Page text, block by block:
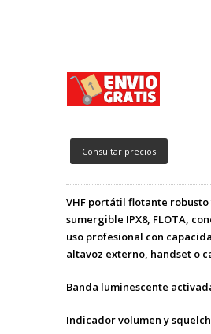
Consultar precios
VHF portátil flotante
sumergible IPX8, FLOTA,
uso profesional con
altavoz externo, handset o
Banda luminescente
Indicador volumen y